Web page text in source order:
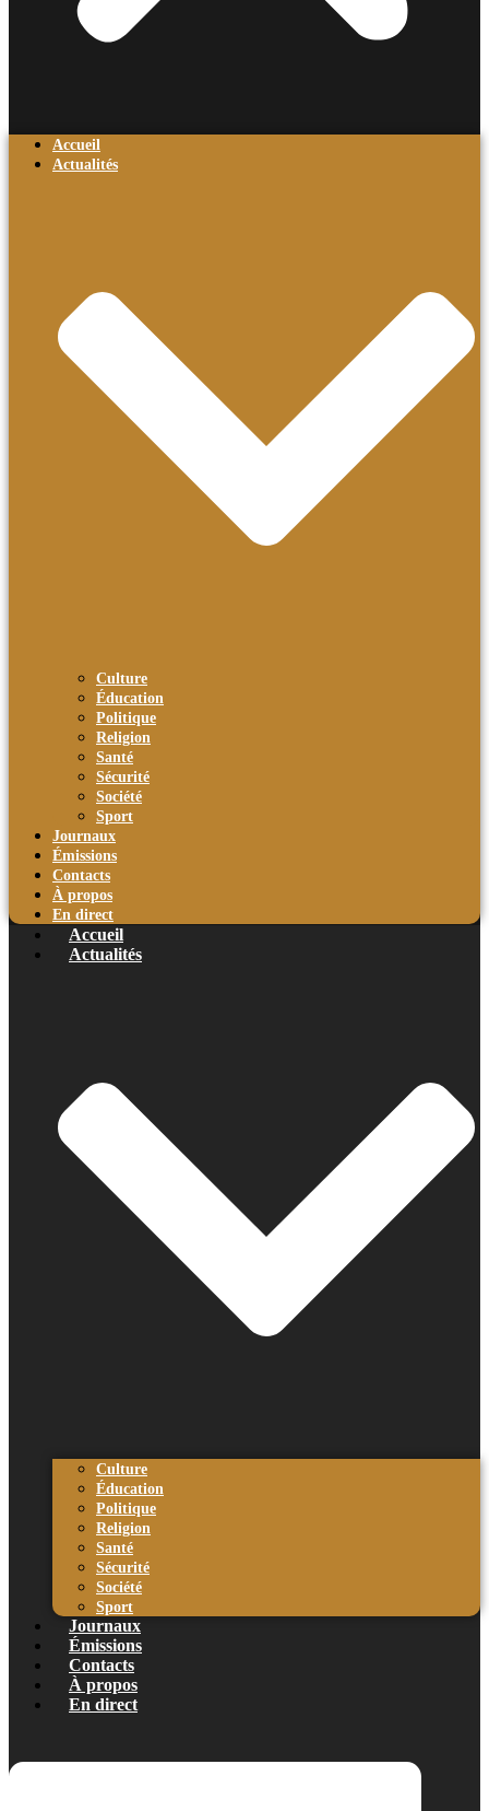
Accueil
Actualités
Culture
Éducation
Politique
Religion
Santé
Sécurité
Société
Sport
Journaux
Émissions
Contacts
À propos
En direct
Accueil
Actualités
Culture
Éducation
Politique
Religion
Santé
Sécurité
Société
Sport
Journaux
Émissions
Contacts
À propos
En direct